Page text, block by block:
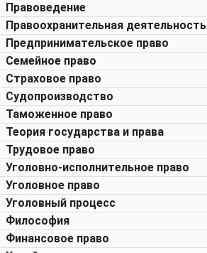
Правоведение
Правоохранительная деятельность
Предпринимательское право
Семейное право
Страховое право
Судопроизводство
Таможенное право
Теория государства и права
Трудовое право
Уголовно-исполнительное право
Уголовное право
Уголовный процесс
Философия
Финансовое право